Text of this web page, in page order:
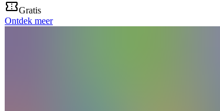
Gratis
Ontdek meer